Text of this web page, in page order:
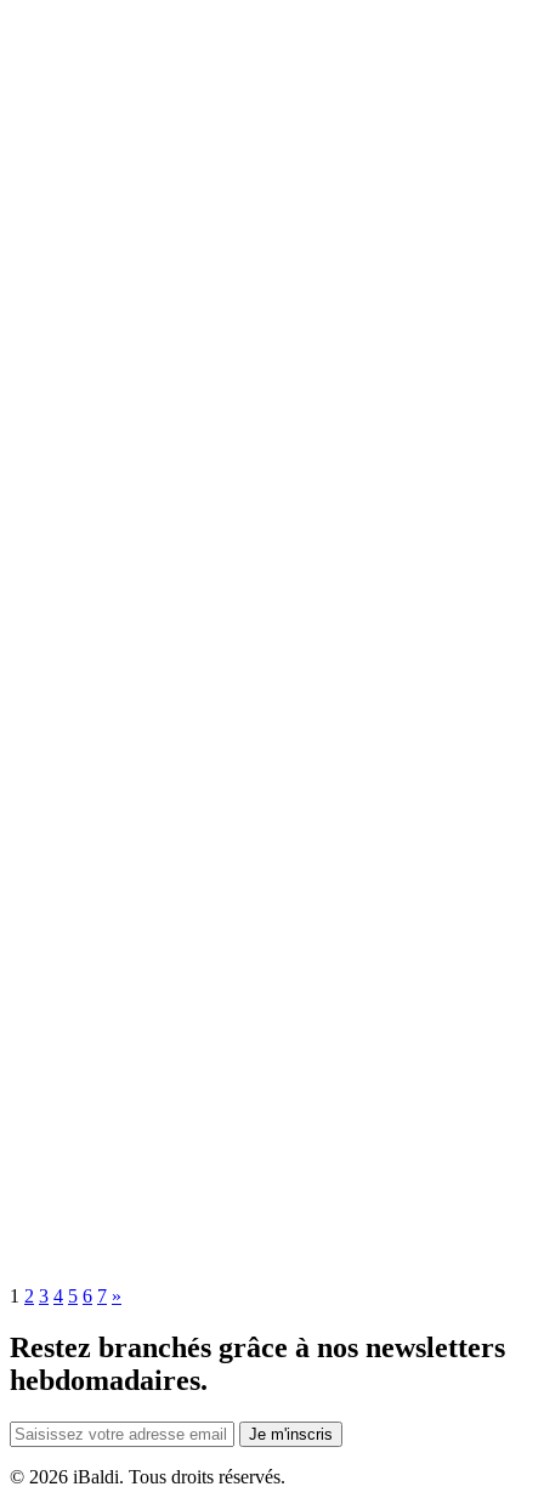
1 2 3 4 5 6 7 »
Restez branchés grâce à nos newsletters
hebdomadaires.
Je m'inscris
© 2026 iBaldi. Tous droits réservés.